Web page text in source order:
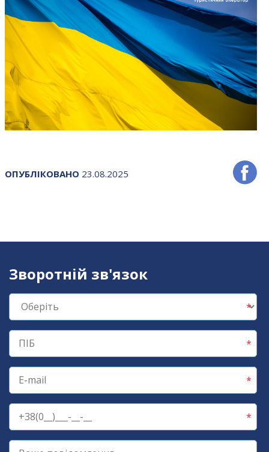
ОПУБЛІКОВАНО 23.08.2025
Зворотній зв'язок